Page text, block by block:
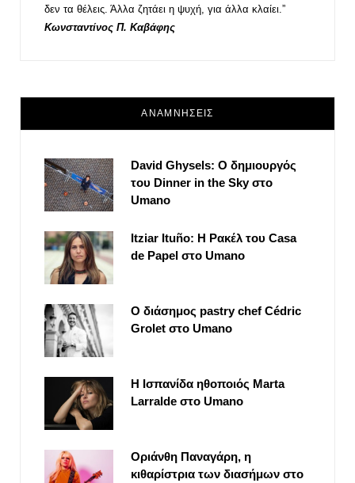
δεν τα θέλεις. Άλλα ζητάει η ψυχή, για άλλα κλαίει.”
Κωνσταντίνος Π. Καβάφης
ΑΝΑΜΝΗΣΕΙΣ
David Ghysels: Ο δημιουργός
του Dinner in the Sky στο
Umano
Itziar Ituño: Η Ρακέλ του Casa
de Papel στο Umano
Ο διάσημος pastry chef Cédric
Grolet στο Umano
Η Ισπανίδα ηθοποιός Marta
Larralde στο Umano
Οριάνθη Παναγάρη, η
κιθαρίστρια των διασήμων στο